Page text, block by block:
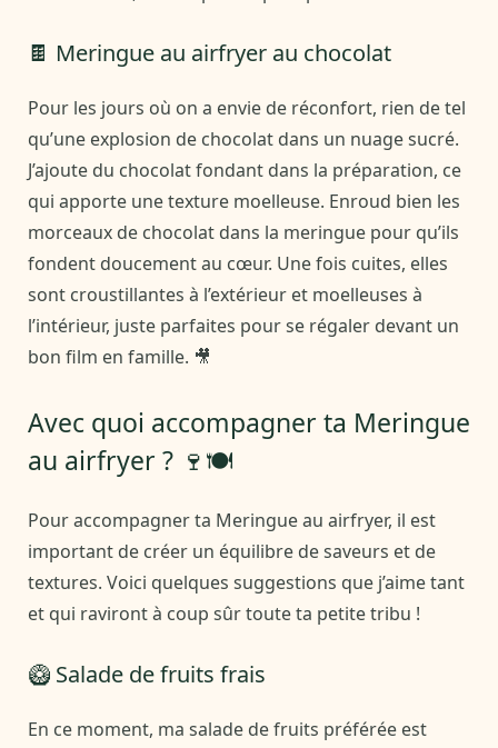
🍫 Meringue au airfryer au chocolat
Pour les jours où on a envie de réconfort, rien de tel
qu’une explosion de chocolat dans un nuage sucré.
J’ajoute du chocolat fondant dans la préparation, ce
qui apporte une texture moelleuse. Enroud bien les
morceaux de chocolat dans la meringue pour qu’ils
fondent doucement au cœur. Une fois cuites, elles
sont croustillantes à l’extérieur et moelleuses à
l’intérieur, juste parfaites pour se régaler devant un
bon film en famille. 🎥
Avec quoi accompagner ta Meringue
au airfryer ? 🍷🍽️
Pour accompagner ta Meringue au airfryer, il est
important de créer un équilibre de saveurs et de
textures. Voici quelques suggestions que j’aime tant
et qui raviront à coup sûr toute ta petite tribu !
🥝 Salade de fruits frais
En ce moment, ma salade de fruits préférée est